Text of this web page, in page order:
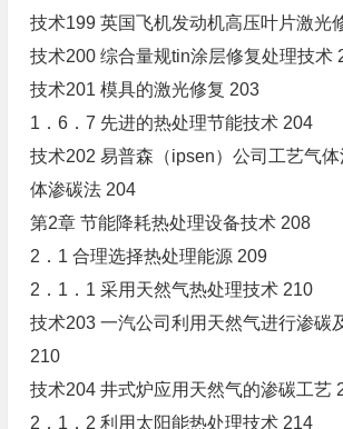
技术199 英国飞机发动机高压叶片激光
技术200 综合量规tin涂层修复处理技术
技术201 模具的激光修复 203
1．6．7 先进的热处理节能技术 204
技术202 易普森（ipsen）公司工艺气
体渗碳法 204
第2章 节能降耗热处理设备技术 208
2．1 合理选择热处理能源 209
2．1．1 采用天然气热处理技术 210
技术203 一汽公司利用天然气进行渗碳
210
技术204 井式炉应用天然气的渗碳工艺
2．1．2 利用太阳能热处理技术 214